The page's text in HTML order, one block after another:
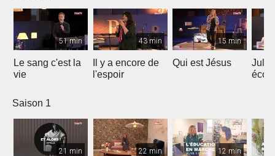
51 min
Le sang c'est la
vie
43 min
Il y a encore de
l'espoir
15 min
Qui est Jésus
Saison 1
21 min 22 min 12 min